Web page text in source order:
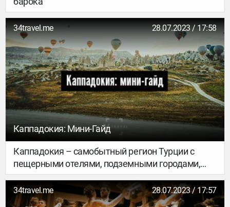
34travel.me 28.07.2023 / 17:58
Каппадокия: Мини-Гайд
Каппадокия – самобытный регион Турции с
пещерными отелями, подземными городами,
полетами на воздушных шарах, своеобразной
едой, хеттским искусством, лыжными походами
по потухшему вулкану и потрясающими
34travel.me 28.07.2023 / 17:57